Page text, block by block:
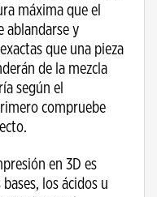
máxima que el
ablandarse y
que una pieza
de la mezcla
según el
compruebe
en 3D es
los ácidos u